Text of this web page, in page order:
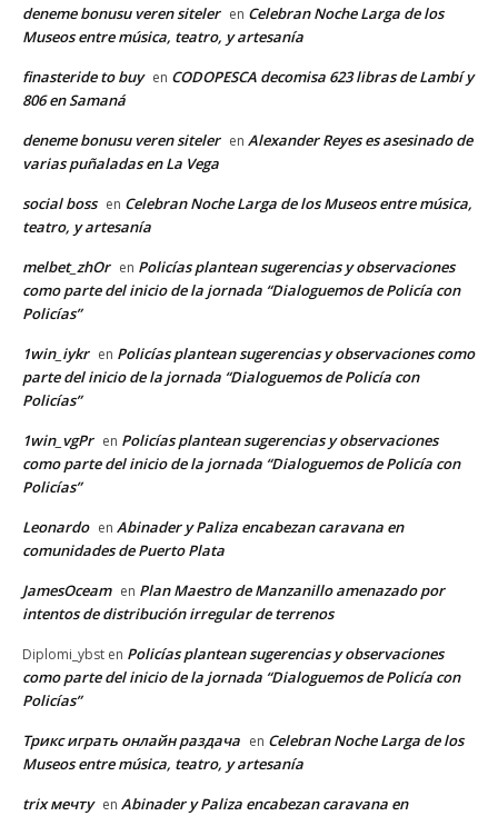
deneme bonusu veren siteler en Celebran Noche Larga de los
Museos entre música, teatro, y artesanía
finasteride to buy en CODOPESCA decomisa 623 libras de Lambí y
806 en Samaná
deneme bonusu veren siteler en Alexander Reyes es asesinado de
varias puñaladas en La Vega
social boss en Celebran Noche Larga de los Museos entre música,
teatro, y artesanía
melbet_zhOr en Policías plantean sugerencias y observaciones
como parte del inicio de la jornada “Dialoguemos de Policía con
Policías”
1win_iykr en Policías plantean sugerencias y observaciones como
parte del inicio de la jornada “Dialoguemos de Policía con
Policías”
1win_vgPr en Policías plantean sugerencias y observaciones
como parte del inicio de la jornada “Dialoguemos de Policía con
Policías”
Leonardo en Abinader y Paliza encabezan caravana en
comunidades de Puerto Plata
JamesOceam en Plan Maestro de Manzanillo amenazado por
intentos de distribución irregular de terrenos
Diplomi_ybst en Policías plantean sugerencias y observaciones
como parte del inicio de la jornada “Dialoguemos de Policía con
Policías”
Трикс играть онлайн раздача en Celebran Noche Larga de los
Museos entre música, teatro, y artesanía
trix мечту en Abinader y Paliza encabezan caravana en